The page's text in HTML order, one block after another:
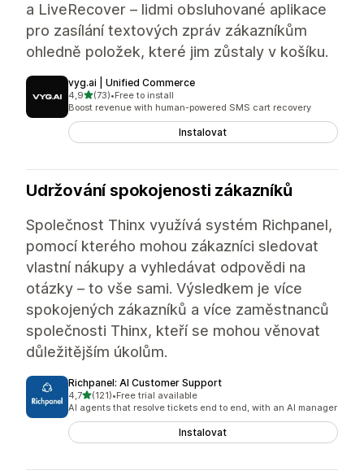
a LiveRecover – lidmi obsluhované aplikace
pro zasílání textových zpráv zákazníkům
ohledně položek, které jim zůstaly v košíku.
vyg.ai | Unified Commerce
4,9z 5 hvězd
(73)
Celkový počet recenzí: 73
•Free to install
Boost revenue with human-powered SMS cart recovery
Instalovat
Udržování spokojenosti zákazníků
Společnost Thinx využívá systém Richpanel,
pomocí kterého mohou zákazníci sledovat
vlastní nákupy a vyhledávat odpovědi na
otázky – to vše sami. Výsledkem je více
spokojených zákazníků a více zaměstnanců
společnosti Thinx, kteří se mohou věnovat
důležitějším úkolům.
Richpanel: AI Customer Support
4,7z 5 hvězd
(121)
Celkový počet recenzí: 121
•Free trial available
AI agents that resolve tickets end to end, with an AI manager
Instalovat